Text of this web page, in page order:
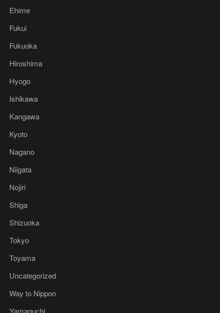
Ehime
Fukui
Fukuoka
Hiroshima
Hyogo
Ishikawa
Kangawa
Kyoto
Nagano
Niigata
Nojiri
Shiga
Shizuoka
Tokyo
Toyama
Uncategorized
Way to Nippon
Yamaguchi